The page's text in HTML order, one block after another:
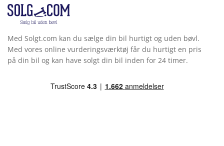
Med Solgt.com kan du sælge din bil hurtigt og uden bøvl.
Med vores online vurderingsværktøj får du hurtigt en pris
på din bil og kan have solgt din bil inden for 24 timer.